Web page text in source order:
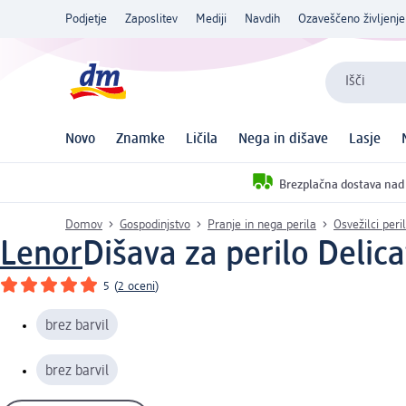
Podjetje Zaposlitev Mediji Navdih Ozaveščeno življenje
Išči
Novo Znamke Ličila Nega in dišave Lasje
Brezplačna dostava nad
Domov Gospodinjstvo Pranje in nega perila Osvežilci
LenorDišava za perilo
5 (2 oceni)
brez barvil
brez barvil